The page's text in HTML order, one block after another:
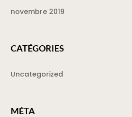
novembre 2019
CATÉGORIES
Uncategorized
MÉTA